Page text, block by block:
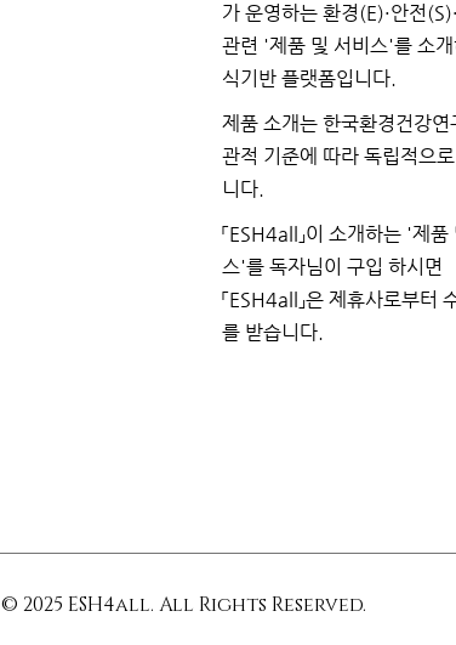
가운영하는 환경(E)·안전
관련 '제품 및 서비스'를 소
식기반 플랫폼입니다.
제품 소개는 한국환경건강연
관적 기준에 따라 독립적으
니다.
「ESH4all」이 소개하는 '제품
스'를 독자님이구입하시면
「ESH4all」은 제휴사로부터
를 받습니다.
© 2025 ESH4all. All Rights Reserved.